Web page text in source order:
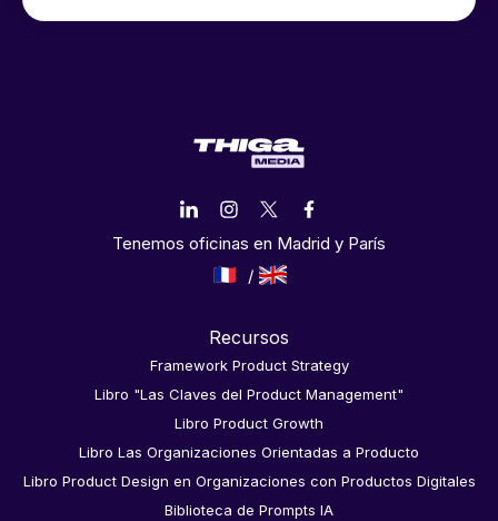
Tenemos oficinas en Madrid y París
Recursos
Framework Product Strategy
Libro "Las Claves del Product Management"
Libro Product Growth
Libro Las Organizaciones Orientadas a Producto
Libro Product Design en Organizaciones con Productos Digitales
Biblioteca de Prompts IA